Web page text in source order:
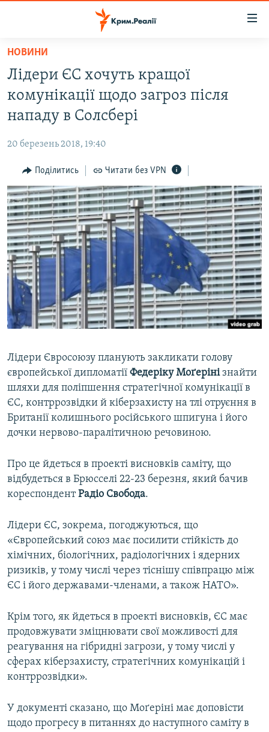
Перейти
основного
матеріалу
Перейти
до
основної
навігації
Перейти
до
пошуку
ВОДА.КРИМ
ВІДЕО ТА ФОТО
БЛОГИ
ПОГЛЯД
ІНТЕРВ'Ю
ВСЕ ЗА ДЕНЬ
СПЕЦПРОЕКТИ
ДЕПОРТАЦІЯ
ВІДЕОУРОКИ «ELIFBE»
СВІДЧЕННЯ ОКУПАЦІЇ
УКРАЇНСЬКА ПРОБЛЕМА КРИМУ
ЯК ОБІЙТИ БЛОКУВАННЯ
Русский
Qırımtatar
Усі сайти RFE/RL
НОВИНИ
Лідери ЄС хочуть кращої
комунікації щодо загроз після
нападу в Солсбері
20 березень 2018, 19:40
Поділитись Читати без VPN
Лідери Євросоюзу планують закликати голову
європейської дипломатії Федеріку Моґерінізнайти
шляхи для поліпшення стратегічної комунікації в
ЄС, контррозвідки й кіберзахисту на тлі отруєння в
Британії колишнього російського шпигуна і його
дочки нервово-паралітичною речовиною.
Про це йдеться в проекті висновків саміту, що
відбудеться в Брюсселі 22-23 березня, який бачив
кореспондентРадіо Свобода.
Лідери ЄС, зокрема, погоджуються, що
«Європейський союз має посилити стійкість до
хімічних, біологічних, радіологічних і ядерних
ризиків, у тому числі через тіснішу співпрацю між
ЄС і його державами-членами, а також НАТО».
Крім того, як йдеться в проекті висновків, ЄС має
продовжувати зміцнювати свої можливості для
реагування на гібридні загрози, у тому числі у
сферах кіберзахисту, стратегічних комунікацій і
контррозвідки».
У документі сказано, що Моґеріні має доповісти
щодо прогресу в питаннях до наступного саміту в